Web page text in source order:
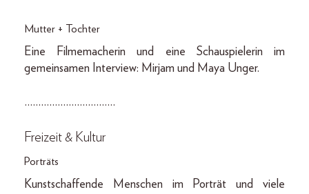
Mutter + Tochter
Eine Filmemacherin und eine Schauspielerin im
gemeinsamen Interview: Mirjam und Maya Unger.
……………………………
Freizeit & Kultur
Porträts
Kunstschaffende Menschen im Porträt und viele